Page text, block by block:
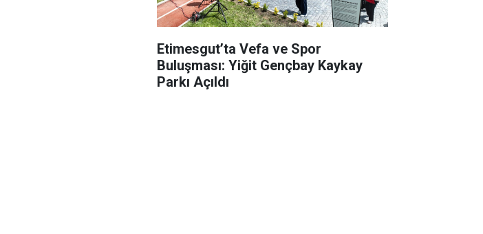
Etimesgut’ta Vefa ve Spor
Buluşması: Yiğit Gençbay Kaykay
Parkı Açıldı